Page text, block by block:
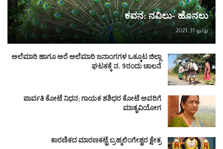
ಕವನ: ನವಿಲು- ಹೊನಲು
يوليو 31, 2021
ಅಲೆಮಾರಿ ಹಾಗೂ ಅರೆ ಅಲೆಮಾರಿ ಜನಾಂಗಗಳ ಒಕ್ಕೂಟ ಜಿಲ್ಲಾ
ಘಟಕಕ್ಕೆ ನ. 9ರಂದು ಚಾಲನೆ
ಪಾರ್ವತಿ ಕೋಟೆ ನಿಧನ; ಗಾಯಕ ಶಶಿಧರ ಕೋಟೆ ಅವರಿಗೆ
ಮಾತೃವಿಯೋಗ
ಕಾರಣಿಕದ ಮಾರಣಕಟ್ಟೆ ಬ್ರಹ್ಮಲಿಂಗೇಶ್ವರ ಕ್ಷೇತ್ರ